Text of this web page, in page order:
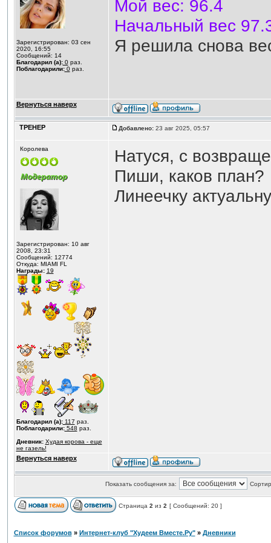
Зарегистрирован: 03 сен
2020, 16:55
Сообщений: 14
Благодарил (а):0раз.
Поблагодарили:0раз.
Мой вес: 96.4
Начальный вес
Я решила снова
Вернуться наверх
ТРЕНЕР Добавлено:23 авг 2025, 05:57
Королева
Зарегистрирован: 10 авг
2008, 23:31
Сообщений: 12774
Откуда: MIAMI FL
Награды: 19
Благодарил (а):117 раз.
Поблагодарили:548 раз.
Дневник: Худая корова - еще
не газель!
Натуся, с
Пиши, каков план?
Линеечку
Вернуться наверх
Показать сообщения за:
Страница 2 из 2 [ Сообщений: 20 ]
Список форумов» Интернет-клуб "Худеем Вместе.Ру"» Дневники